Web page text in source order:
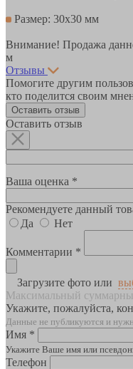
Размер: 30х30 мм
Внимание! Продажа
м
Отзывы
Помогите другим
кто поделится своим
Оставить отзыв
Оставить отзыв
Ваша оценка *
Рекомендуете данный
Да
Нет
Комментарии *
Загрузите фото или
Максимальный
Укажите, пожалуйста,
Данные не публикуются и
Имя *
Укажите Ваше имя или
Телефон